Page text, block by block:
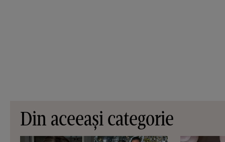
Din aceeași categorie